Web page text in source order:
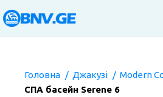
Головна Джакузі
Modern
СПА басейн Serene 6